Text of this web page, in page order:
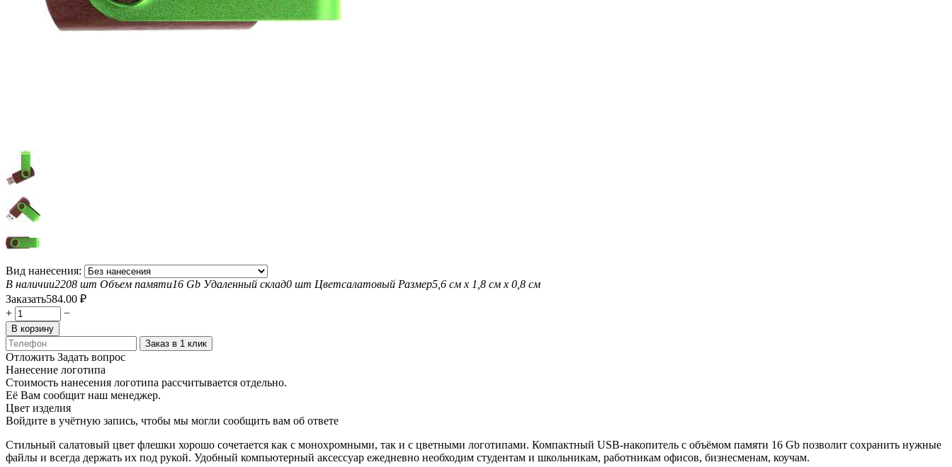
Вид нанесения:
В наличии2208 шт Объем памяти16 Gb Удаленный склад0 шт Цветсалатовый Размер5,6 см х 1,8 см х 0,8 см
Заказать584.00 ₽
+
−
В корзину
Заказ в 1 клик
Отложить Задать вопрос
Нанесение логотипа
Стоимость нанесения логотипа рассчитывается отдельно.
Её Вам сообщит наш менеджер.
Цвет изделия
Войдите в учётную запись, чтобы мы могли сообщить вам об ответе
Стильный салатовый цвет флешки хорошо сочетается как с монохромными, так и с цветными логотипами. Компактный USB-накопитель с объёмом памяти 16 Gb позволит сохранить нужные
файлы и всегда держать их под рукой. Удобный компьютерный аксессуар ежедневно необходим студентам и школьникам, работникам офисов, бизнесменам, коучам.